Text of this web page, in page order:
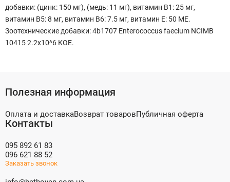
добавки: (цинк: 150 мг), (медь: 11 мг), витамин B1: 25 мг,
витамин B5: 8 мг, витамин B6: 7.5 мг, витамин E: 50 МЕ.
Зоотехнические добавки: 4b1707 Enterococcus faecium NCIMB
10415 2.2x10^6 КОЕ.
Полезная информация
Оплата и доставкаВозврат товаровПубличная оферта
Контакты
095 892 61 83
096 621 88 52
Заказать звонок